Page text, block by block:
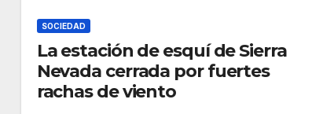
SOCIEDAD
La estación de esquí de Sierra
Nevada cerrada por fuertes
rachas de viento